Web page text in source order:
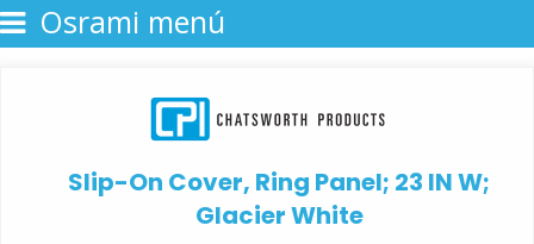
Osrami menú
Slip-On Cover, Ring Panel; 23 IN W;
Glacier White